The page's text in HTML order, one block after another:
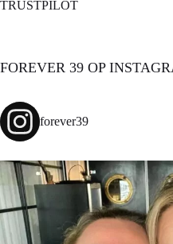
TRUSTPILOT
FOREVER 39 OP
forever39